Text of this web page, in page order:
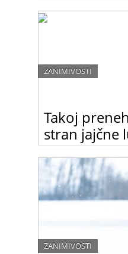
Takoj
stran jajčne
ZANIMIVOSTI
članek, jih zagotovo ne
ZANIMIVOSTI